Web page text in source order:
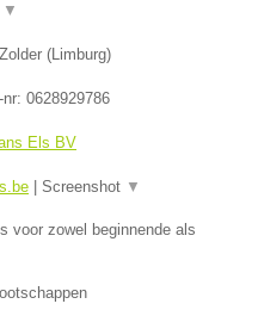
▼
Zolder (Limburg)
0628929786
Els BV
Screenshot ▼
voor zowel beginnende als